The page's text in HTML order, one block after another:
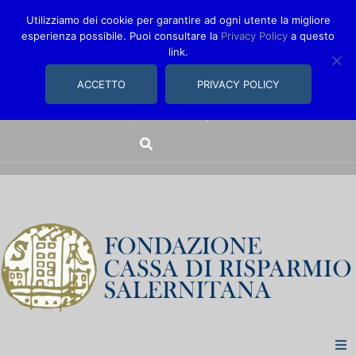
comunica@fondazionecarisal.it089 230611
Utilizziamo dei cookie per garantire ad ogni utente la migliore
esperienza possibile. Puoi consultare la Privacy Policy a questo
link.
ACCETTO PRIVACY POLICY